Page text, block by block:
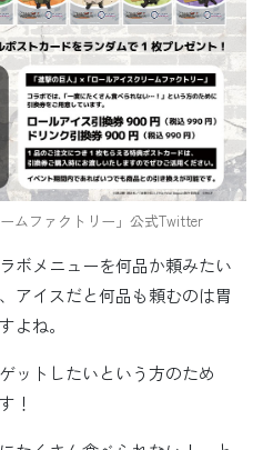
ムファクトリー」公式Twitter
ボメニューを何品か頼みたい
アイスだと何品も頼むのは胃
よね。
ットしたいという方のため
！